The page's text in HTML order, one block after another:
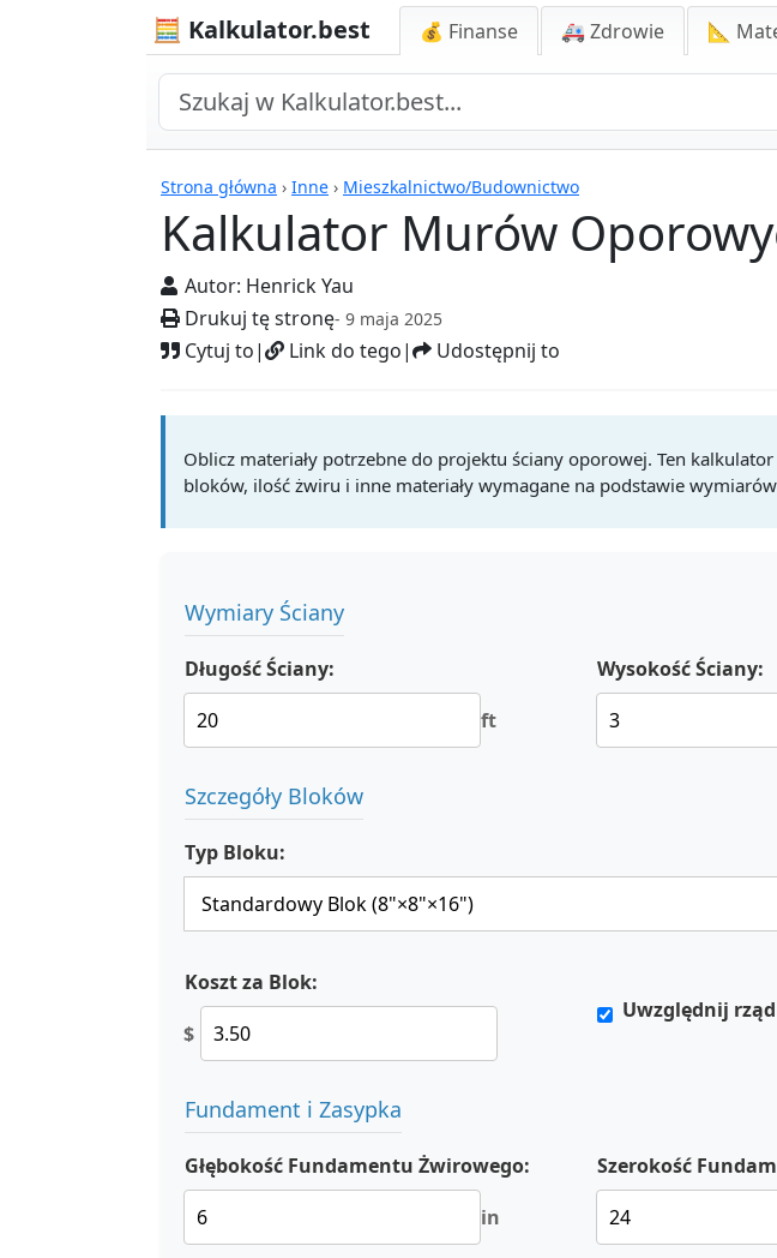
🧮 Kalkulator.best 💰 Finanse 🚑 Zdrowie 📐
Strona główna › Inne › Mieszkalnictwo/Budownictwo
Kalkulator Murów
Autor: Henrick Yau
Drukuj tę stronę- 9 maja 2025
Cytuj to| Link do tego| Udostępnij to
Kalkulatory
Oblicz materiały potrzebne do projektu ściany oporowej. Ten
bloków, ilość żwiru i inne materiały wymagane na podstawie
Wymiary Ściany
Długość Ściany:
ft
Wysokość Ściany:
Szczegóły Bloków
Typ Bloku:
Koszt za Blok:
$
Uwzględnij
Fundament i Zasypka
Głębokość Fundamentu Żwirowego:
in
Szerokość